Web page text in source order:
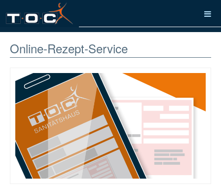
Online-Rezept-Service